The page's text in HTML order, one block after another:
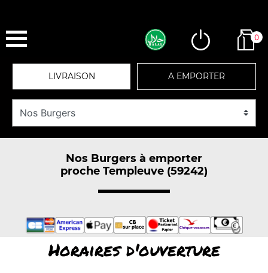
0
LIVRAISON A EMPORTER
Nos Burgers à emporter
proche Templeuve (59242)
Horaires d'ouverture